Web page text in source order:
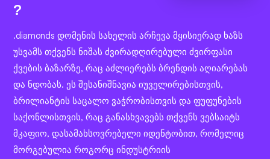
?
.diamonds დომენის სახელის არჩევა მყისიერად ხაზს
უსვამს თქვენს ნიშას ძვირადღირებული ძვირფასი
ქვების ბაზარზე, რაც აძლიერებს ბრენდის აღიარებას
და ნდობას. ეს შესანიშნავია იუველირებისთვის,
ბრილიანტის საცალო ვაჭრობისთვის და ფუფუნების
საქონლისთვის, რაც განასხვავებს თქვენს ვებსაიტს
მკაფიო, დასამახსოვრებელი იდენტობით, რომელიც
მორგებულია როგორც ინდუსტრიის